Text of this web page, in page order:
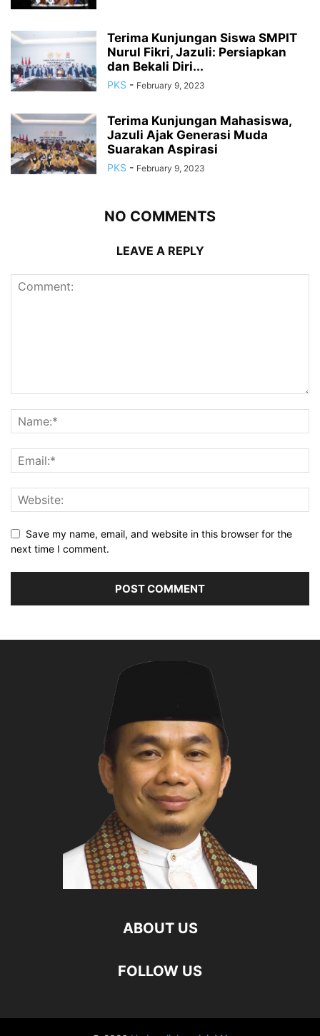
Terima Kunjungan Siswa SMPIT
Nurul Fikri, Jazuli: Persiapkan
dan Bekali Diri...
PKS - February 9, 2023
Terima Kunjungan Mahasiswa,
Jazuli Ajak Generasi Muda
Suarakan Aspirasi
PKS - February 9, 2023
NO COMMENTS
LEAVE A REPLY
Save my name, email, and website in this browser for the
next time I comment.
ABOUT US
FOLLOW US